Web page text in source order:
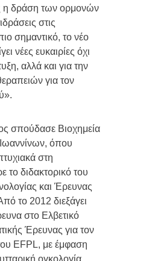
η δράση των ορμονών
στις
σημαντικό, το νέο
νέες ευκαιρίες όχι
αλλά και για την
για τον
σπούδασε Βιοχημεία
όπου
στη
το διδακτορικό του
και Έρευνας
το 2012 διεξάγει
στο Ελβετικό
Έρευνας για τον
EFPL, με έμφαση
ογκολογία,